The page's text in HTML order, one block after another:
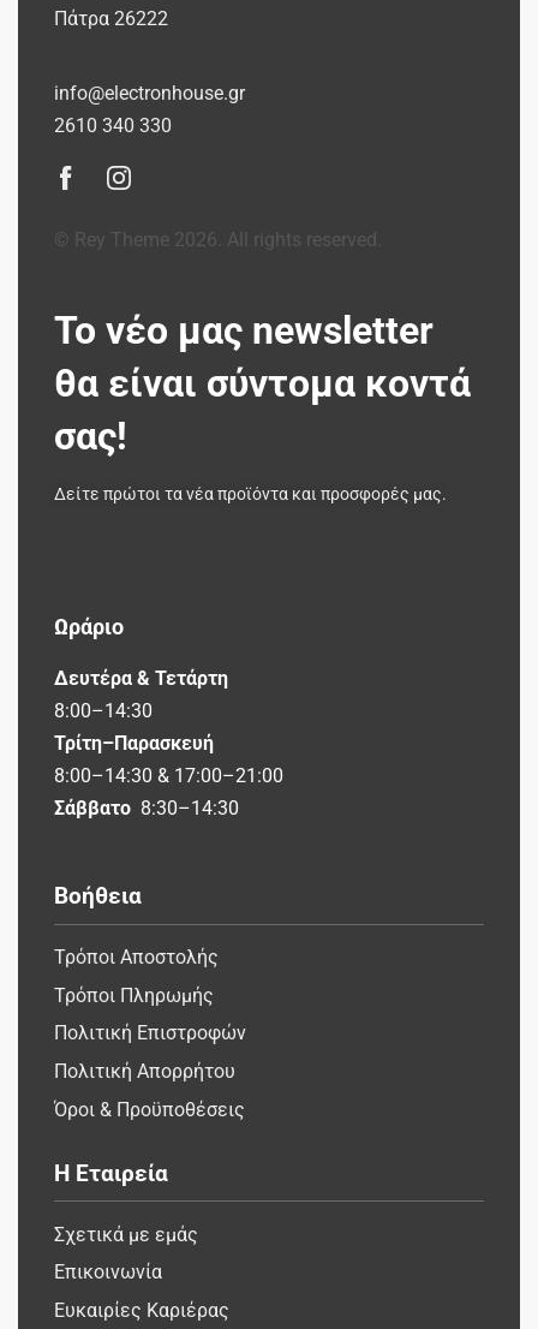
Πάτρα 26222
info@electronhouse.gr
2610 340 330
© Rey Theme 2026. All rights reserved.
Το νέο μας newsletter
θα είναι σύντομα κοντά
σας!
Δείτε πρώτοι τα νέα προϊόντα και προσφορές μας.
Ωράριο
Δευτέρα & Τετάρτη
8:00–14:30
Τρίτη–Παρασκευή
8:00–14:30 & 17:00–21:00
Σάββατο 8:30–14:30
Βοήθεια
Τρόποι Αποστολής
Τρόποι Πληρωμής
Πολιτική Επιστροφών
Πολιτική Απορρήτου
Όροι & Προϋποθέσεις
Η Εταιρεία
Σχετικά με εμάς
Επικοινωνία
Ευκαιρίες Καριέρας